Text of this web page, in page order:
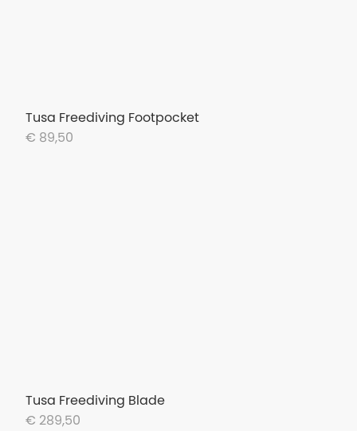
Tusa Freediving Footpocket
€ 89,50
Tusa Freediving Blade
€ 289,50